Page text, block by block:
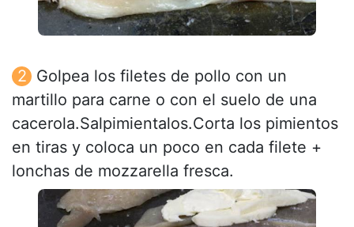
Golpea los filetes de pollo con un
martillo para carne o con el suelo de una
cacerola.Salpimientalos.Corta los pimientos
en tiras y coloca un poco en cada filete +
lonchas de mozzarella fresca.